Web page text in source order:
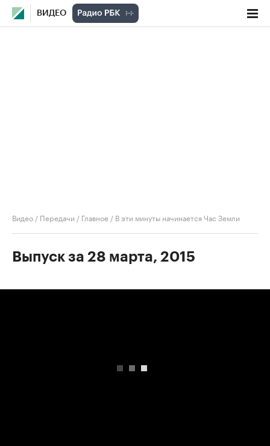
ВИДЕО
Видео / Передачи / Главное / В эти минуты начинается Час Земли
Выпуск за 28 марта, 2015